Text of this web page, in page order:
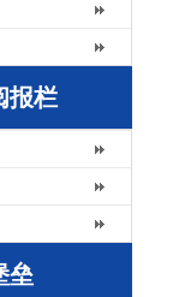
报栏
垒